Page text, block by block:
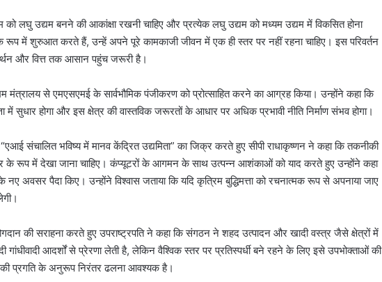
को लघु उद्यम बनने की आकांक्षा रखनी चाहिए और प्रत्येक लघु उद्यम को मध्यम उद्यम में विकसित होना
के रूप में शुरुआत करते हैं, उन्हें अपने पूरे कामकाजी जीवन में एक ही स्तर पर नहीं रहना चाहिए। इस परिवर्तन
और वित्त तक आसान पहुंच जरूरी है।
मंत्रालय से एमएसएमई के सार्वभौमिक पंजीकरण को प्रोत्साहित करने का आग्रह किया। उन्होंने कहा कि
सुधार होगा और इस क्षेत्र की वास्तविक जरूरतों के आधार पर अधिक प्रभावी नीति निर्माण संभव होगा।
संचालित भविष्य में मानव केंद्रित उद्यमिता” का जिक्र करते हुए सीपी राधाकृष्णन ने कहा कि तकनीकी
के रूप में देखा जाना चाहिए। कंप्यूटरों के आगमन के साथ उत्पन्न आशंकाओं को याद करते हुए उन्होंने कहा
नए अवसर पैदा किए। उन्होंने विश्वास जताया कि यदि कृत्रिम बुद्धिमत्ता को रचनात्मक रूप से अपनाया जाए
की सराहना करते हुए उपराष्ट्रपति ने कहा कि संगठन ने शहद उत्पादन और खादी वस्त्र जैसे क्षेत्रों में
गांधीवादी आदर्शों से प्रेरणा लेती है, लेकिन वैश्विक स्तर पर प्रतिस्पर्धी बने रहने के लिए इसे उपभोक्ताओं की
प्रगति के अनुरूप निरंतर ढलना आवश्यक है।